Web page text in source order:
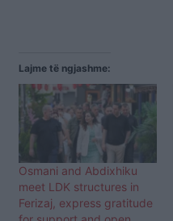
Lajme të ngjashme:
Osmani and Abdixhiku
meet LDK structures in
Ferizaj, express gratitude